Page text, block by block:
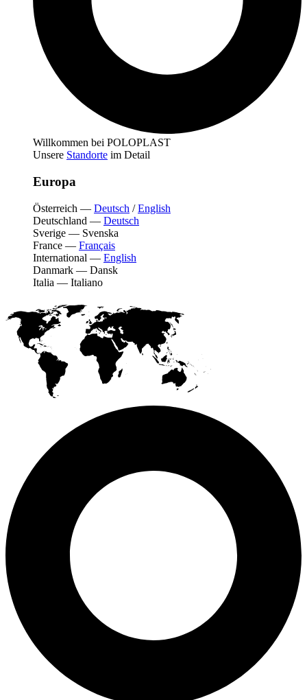
Willkommen bei POLOPLAST
Unsere Standorte im Detail
Europa
Österreich — Deutsch /English
Deutschland — Deutsch
Sverige — Svenska
France — Français
International — English
Danmark — Dansk
Italia — Italiano